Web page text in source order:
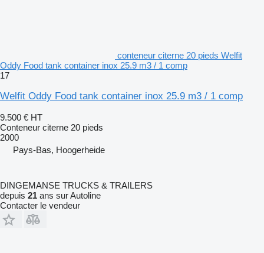
conteneur citerne 20 pieds Welfit
Oddy Food tank container inox 25.9 m3 / 1 comp
17
Welfit Oddy Food tank container inox 25.9 m3 / 1 comp
9.500 € HT
Conteneur citerne 20 pieds
2000
Pays-Bas, Hoogerheide
DINGEMANSE TRUCKS & TRAILERS
depuis 21 ans sur Autoline
Contacter le vendeur